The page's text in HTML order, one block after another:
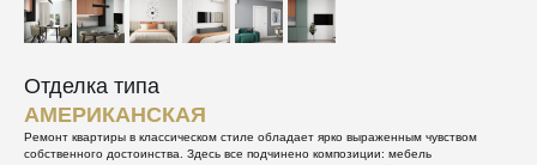
Отделка типа
АМЕРИКАНСКАЯ
Ремонт квартиры в классическом стиле обладает ярко выраженным чувством
собственного достоинства. Здесь все подчинено композиции: мебель